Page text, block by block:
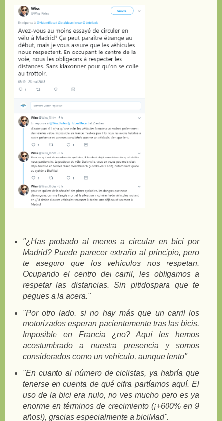
"¿Has probado al menos a circular en bici por
Madrid? Puede parecer extraño al principio, pero
te aseguro que los vehículos nos respetan.
Ocupando el centro del carril, les obligamos a
respetar las distancias. Sin pitidospara que te
pegues a la acera."
"Por otro lado, si no hay más que un carril los
motorizados esperan pacientemente tras las bicis.
Imposible en Francia ¿no? Aquí les hemos
acostumbrado a nuestra presencia y somos
considerados como un vehículo, aunque lento"
"En cuanto al número de ciclistas, ya habría que
tenerse en cuenta de qué cifra partíamos aquí. El
uso de la bici era nulo, no ves mucho pero es ya
enorme en términos de crecimiento (¡+600% en 9
años!), gracias especialmente a biciMad".